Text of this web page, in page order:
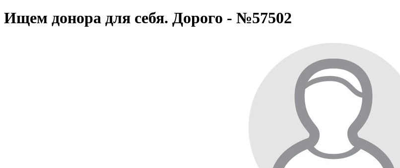
Ищем донора для себя. Дорого - №57502